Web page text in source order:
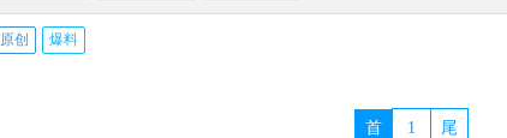
原创 爆料
首 1 尾